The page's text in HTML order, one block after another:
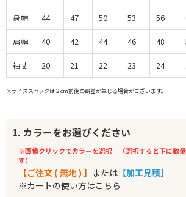
身幅 44 47 50 53 56
肩幅 40 42 44 46 48
袖丈 20 21 22 23 24
※サイズスペックは２cm前後の誤差が生じる場合がございます。
1. カラーをお選びください
※画像クリックでカラーを選択 （選択すると下に数
す）
【ご注文 ( 無地 ) 】 または 【加工見積】
※カートの使い方はこちら